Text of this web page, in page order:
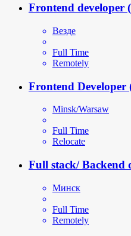
Frontend developer
Везде
Full Time
Remotely
Frontend Developer
Minsk/Warsaw
Full Time
Relocate
Full stack/ Backend
Минск
Full Time
Remotely